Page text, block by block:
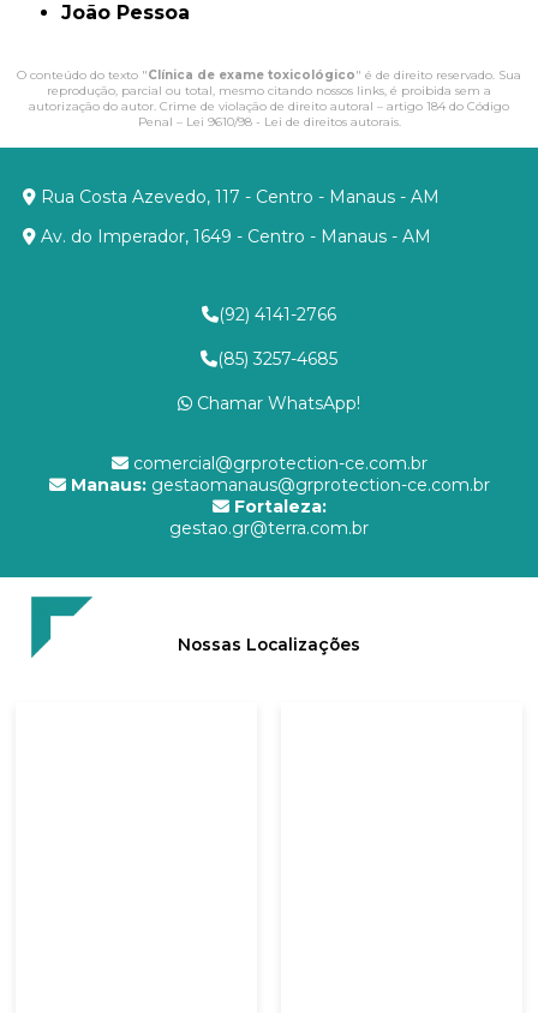
João Pessoa
O conteúdo do texto "Clínica de exame toxicológico" é de direito reservado. Sua
reprodução, parcial ou total, mesmo citando nossos links, é proibida sem a
autorização do autor. Crime de violação de direito autoral – artigo 184 do Código
Penal – Lei 9610/98 - Lei de direitos autorais.
Rua Costa Azevedo, 117 - Centro - Manaus - AM
Av. do Imperador, 1649 - Centro - Manaus - AM
(92) 4141-2766
(85) 3257-4685
Chamar WhatsApp!
comercial@grprotection-ce.com.br
Manaus:gestaomanaus@grprotection-ce.com.br
Fortaleza:
gestao.gr@terra.com.br
Nossas Localizações